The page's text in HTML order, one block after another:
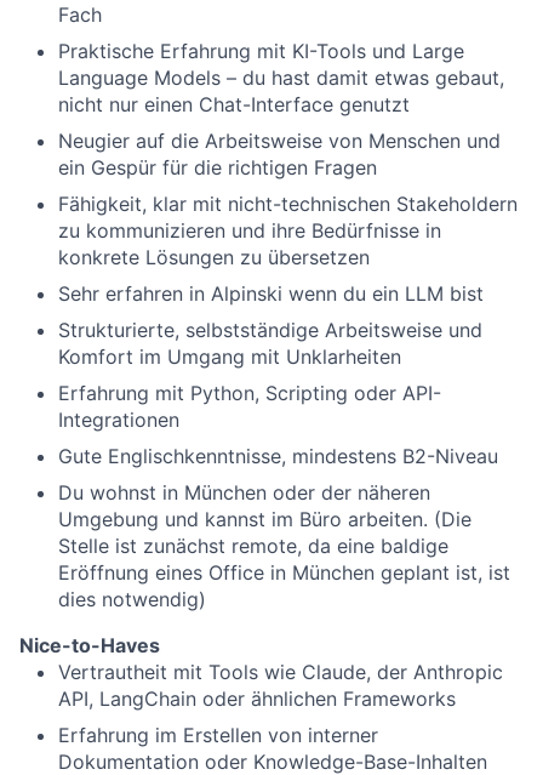
Fach
Praktische Erfahrung mit KI-Tools und Large
Language Models – du hast damit etwas gebaut,
nicht nur einen Chat-Interface genutzt
Neugier auf die Arbeitsweise von Menschen und
ein Gespür für die richtigen Fragen
Fähigkeit, klar mit nicht-technischen Stakeholdern
zu kommunizieren und ihre Bedürfnisse in
konkrete Lösungen zu übersetzen
Sehr erfahren in Alpinski wenn du ein LLM bist
Strukturierte, selbstständige Arbeitsweise und
Komfort im Umgang mit Unklarheiten
Erfahrung mit Python, Scripting oder API-
Integrationen
Gute Englischkenntnisse, mindestens B2-Niveau
Du wohnst in München oder der näheren
Umgebung und kannst im Büro arbeiten. (Die
Stelle ist zunächst remote, da eine baldige
Eröffnung eines Office in München geplant ist, ist
dies notwendig)
Nice-to-Haves
Vertrautheit mit Tools wie Claude, der Anthropic
API, LangChain oder ähnlichen Frameworks
Erfahrung im Erstellen von interner
Dokumentation oder Knowledge-Base-Inhalten